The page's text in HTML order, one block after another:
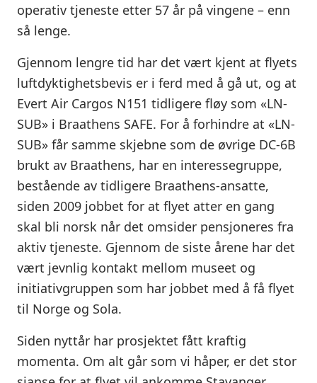
operativ tjeneste etter 57 år på vingene – enn
så lenge.
Gjennom lengre tid har det vært kjent at flyets
luftdyktighetsbevis er i ferd med å gå ut, og at
Evert Air Cargos N151 tidligere fløy som «LN-
SUB» i Braathens SAFE. For å forhindre at «LN-
SUB» får samme skjebne som de øvrige DC-6B
brukt av Braathens, har en interessegruppe,
bestående av tidligere Braathens-ansatte,
siden 2009 jobbet for at flyet atter en gang
skal bli norsk når det omsider pensjoneres fra
aktiv tjeneste. Gjennom de siste årene har det
vært jevnlig kontakt mellom museet og
initiativgruppen som har jobbet med å få flyet
til Norge og Sola.
Siden nyttår har prosjektet fått kraftig
momenta. Om alt går som vi håper, er det stor